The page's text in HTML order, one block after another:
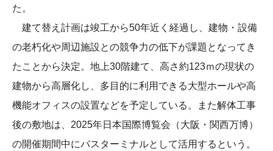
た。
建て替え計画は竣工から50年近く経過し、建物・設備
の老朽化や周辺施設との競争力の低下が課題となってき
たことから決定。地上30階建て、高さ約123ｍの現状の
建物から高層化し、多目的に利用できる大型ホールや高
機能オフィスの設置などを予定している。また解体工事
後の敷地は、2025年日本国際博覧会（大阪・関西万博）
の開催期間中にバスターミナルとして活用するという。